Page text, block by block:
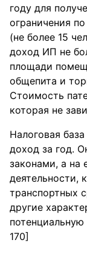
году для
ограничения
(не более 15
доход ИП не
площади
общепита и
Стоимость
которая не
Налоговая
доход за год.
законами, а на
деятельности,
транспортных
другие
170]